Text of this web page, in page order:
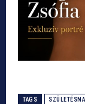
TAGS